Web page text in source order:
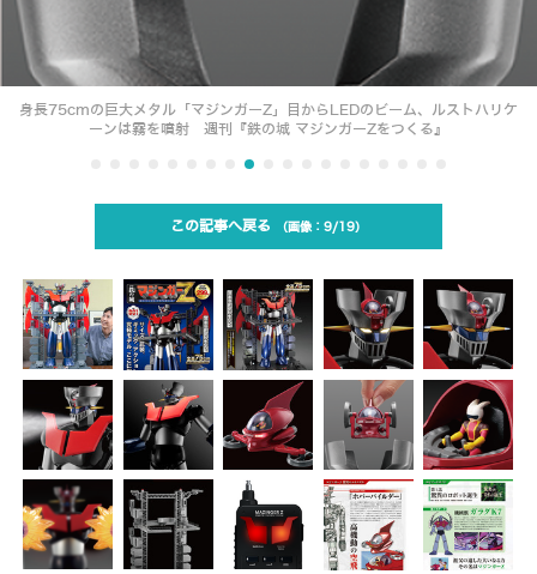
身長75cmの巨大メタル「マジンガーZ」目からLEDのビーム、ルストハリケ
ーンは霧を噴射 週刊『鉄の城 マジンガーZをつくる』
この記事へ戻る 9/19